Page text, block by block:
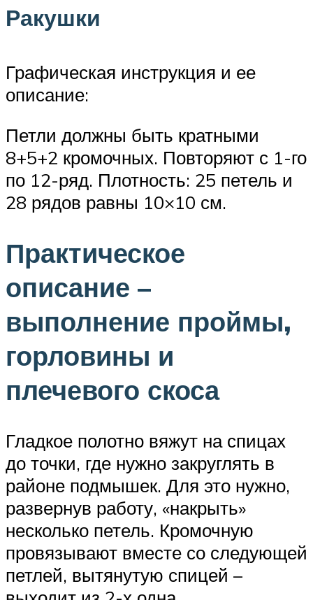
Ракушки
Графическая инструкция и ее
описание:
Петли должны быть кратными
8+5+2 кромочных. Повторяют с 1-го
по 12-ряд. Плотность: 25 петель и
28 рядов равны 10×10 см.
Практическое
описание –
выполнение проймы,
горловины и
плечевого скоса
Гладкое полотно вяжут на спицах
до точки, где нужно закруглять в
районе подмышек. Для это нужно,
развернув работу, «накрыть»
несколько петель. Кромочную
провязывают вместе со следующей
петлей, вытянутую спицей –